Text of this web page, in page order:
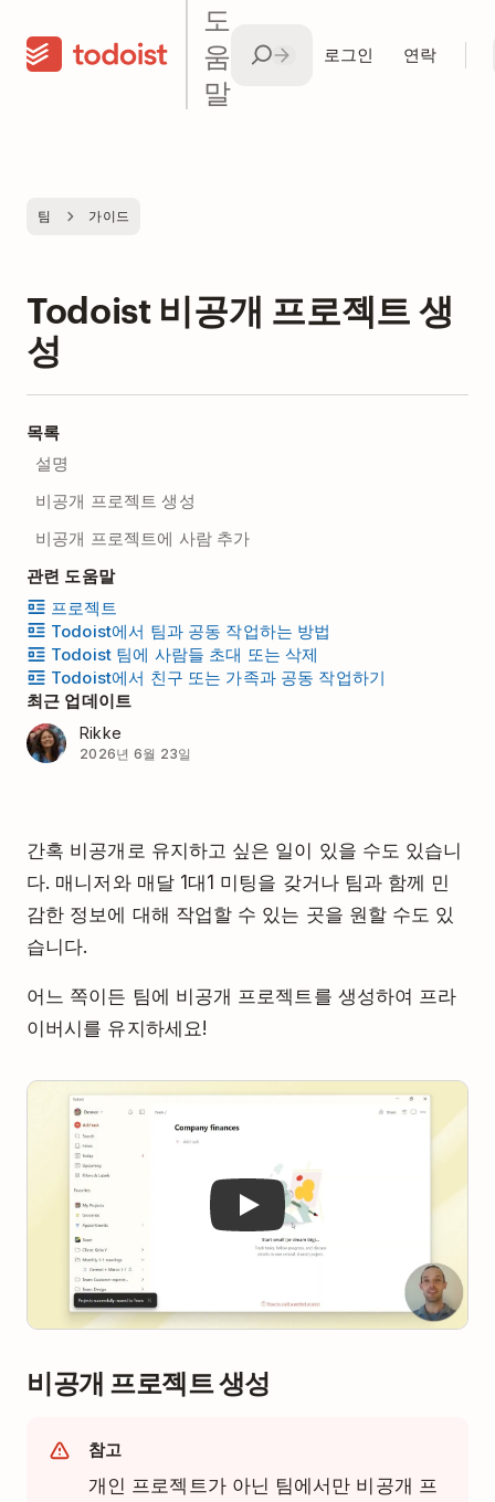
도
움
말
로그인 연락
팀 가이드
Todoist 비공개 프로젝트 생
성
목록
설명
비공개 프로젝트 생성
비공개 프로젝트에 사람 추가
관련 도움말
프로젝트
Todoist에서 팀과 공동 작업하는 방법
Todoist 팀에 사람들 초대 또는 삭제
Todoist에서 친구 또는 가족과 공동 작업하기
최근 업데이트
Rikke
2026년 6월 23일
간혹 비공개로 유지하고 싶은 일이 있을 수도 있습니
다. 매니저와 매달 1대1 미팅을 갖거나 팀과 함께 민
감한 정보에 대해 작업할 수 있는 곳을 원할 수도 있
습니다.
어느 쪽이든 팀에 비공개 프로젝트를 생성하여 프라
이버시를 유지하세요!
Play
비공개 프로젝트 생성
참고
개인 프로젝트가 아닌 팀에서만 비공개 프